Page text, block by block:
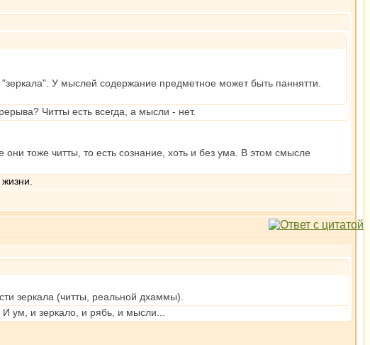
У мыслей содержание предметное может быть паннятти.
Читты есть всегда, а мысли - нет.
тоже читты, то есть сознание, хоть и без ума. В этом смысле
зеркала (читты, реальной дхаммы).
ум, и зеркало, и рябь, и мысли...